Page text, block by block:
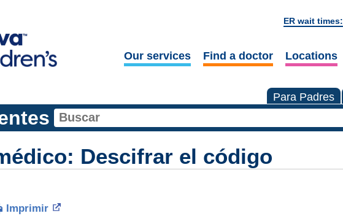
ER wait times:
Our services Find a doctor Locations
Para Padres
Descifrar el código
Imprimir